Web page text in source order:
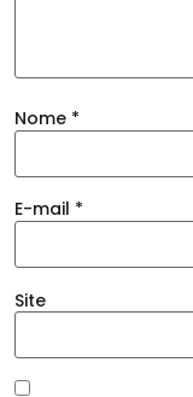
Nome *
E-mail *
Site